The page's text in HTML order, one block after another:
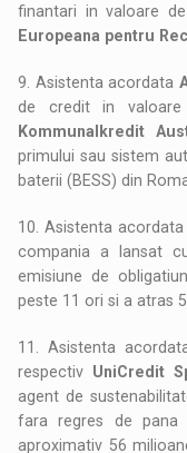
finantari in valoare
Europeana pentru
9. Asistenta acordata
de credit in
Kommunalkredit
primului sau sistem
baterii (BESS) din
10. Asistenta acordata
compania a lansat
emisiune de
peste 11 ori si a atras
11. Asistenta
respectiv UniCredit
agent de
fara regres de
aproximativ 56